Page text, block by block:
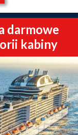
darmowe
kabiny